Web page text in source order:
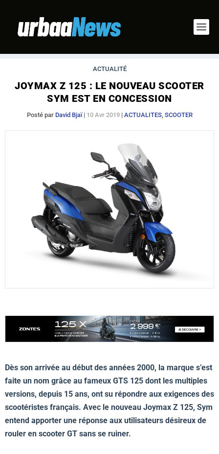
ACTUALITÉ
JOYMAX Z 125 : LE NOUVEAU SCOOTER
SYM EST EN CONCESSION
Posté par David Bjaï| 10 Avr 2019| ACTUALITES, SCOOTER
Dès son arrivée au début des années 2000, la marque s’est
faite un nom grâce au fameux GTS 125 dont les multiples
versions, depuis 15 ans, ont su répondre aux exigences des
scootéristes français. Avec le nouveau Joymax Z 125, Sym
entend apporter une réponse aux utilisateurs désireux de
rouler en scooter GT sans se ruiner.